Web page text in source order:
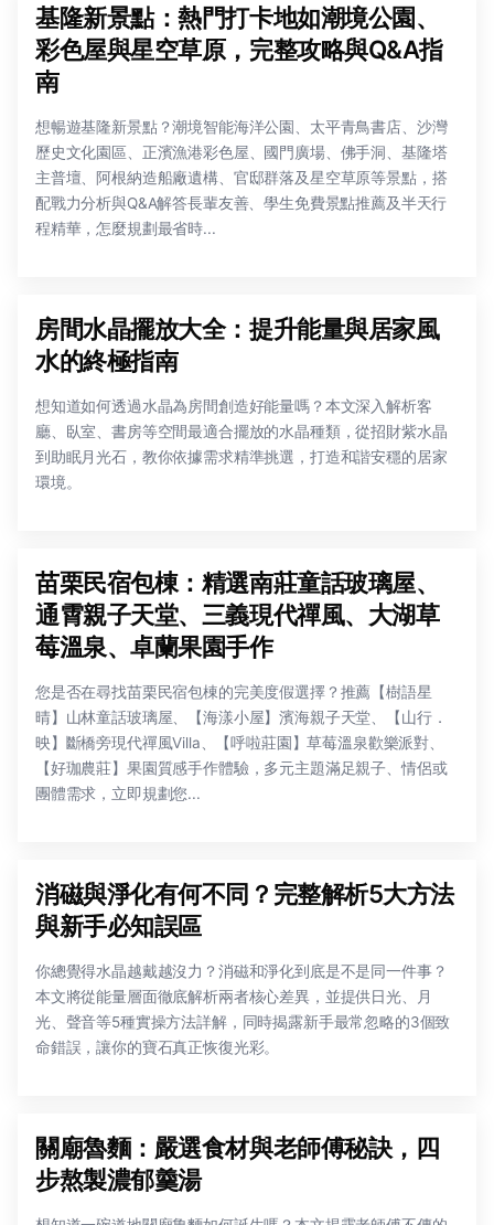
基隆新景點：熱門打卡地如潮境公園、
彩色屋與星空草原，完整攻略與Q&A指
南
想暢遊基隆新景點？潮境智能海洋公園、太平青鳥書店、沙灣
歷史文化園區、正濱漁港彩色屋、國門廣場、佛手洞、基隆塔
主普壇、阿根納造船廠遺構、官邸群落及星空草原等景點，搭
配戰力分析與Q&A解答長輩友善、學生免費景點推薦及半天行
程精華，怎麼規劃最省時...
房間水晶擺放大全：提升能量與居家風
水的終極指南
想知道如何透過水晶為房間創造好能量嗎？本文深入解析客
廳、臥室、書房等空間最適合擺放的水晶種類，從招財紫水晶
到助眠月光石，教你依據需求精準挑選，打造和諧安穩的居家
環境。
苗栗民宿包棟：精選南莊童話玻璃屋、
通霄親子天堂、三義現代禪風、大湖草
莓溫泉、卓蘭果園手作
您是否在尋找苗栗民宿包棟的完美度假選擇？推薦【樹語星
晴】山林童話玻璃屋、【海漾小屋】濱海親子天堂、【山行．
映】斷橋旁現代禪風Villa、【呼啦莊園】草莓溫泉歡樂派對、
【好珈農莊】果園質感手作體驗，多元主題滿足親子、情侶或
團體需求，立即規劃您...
消磁與淨化有何不同？完整解析5大方法
與新手必知誤區
你總覺得水晶越戴越沒力？消磁和淨化到底是不是同一件事？
本文將從能量層面徹底解析兩者核心差異，並提供日光、月
光、聲音等5種實操方法詳解，同時揭露新手最常忽略的3個致
命錯誤，讓你的寶石真正恢復光彩。
關廟魯麵：嚴選食材與老師傅秘訣，四
步熬製濃郁羹湯